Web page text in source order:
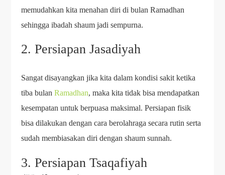
memudahkan kita menahan diri di bulan Ramadhan
sehingga ibadah shaum jadi sempurna.
2. Persiapan Jasadiyah
Sangat disayangkan jika kita dalam kondisi sakit ketika
tiba bulanRamadhan, maka kita tidak bisa mendapatkan
kesempatan untuk berpuasa maksimal. Persiapan fisik
bisa dilakukan dengan cara berolahraga secara rutin serta
sudah membiasakan diri dengan shaum sunnah.
3. Persiapan Tsaqafiyah